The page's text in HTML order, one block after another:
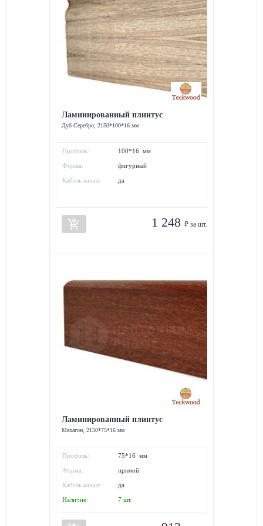
Ламинированный плинтус
Дуб Серебро, 2150*100*16 мм
Профиль: 100*16 мм
Форма: фигурный
Кабель канал: да
add_shopping_cart 1 248 ₽ за шт.
Ламинированный плинтус
Махагон, 2150*75*16 мм
Профиль: 75*16 мм
Форма: прямой
Кабель канал: да
Наличие: 7 шт.